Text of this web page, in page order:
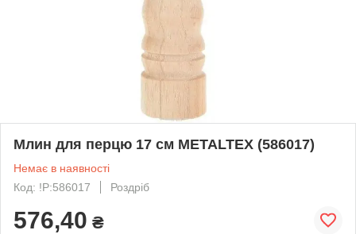
Млин для перцю 17 см METALTEX (586017)
Немає в наявності
Код: !P:586017
Роздріб
576,40 ₴